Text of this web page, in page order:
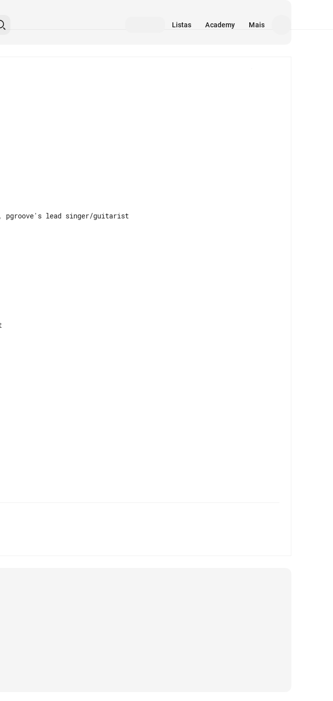
Listas Academy Mais
pgroove's lead singer/guitarist